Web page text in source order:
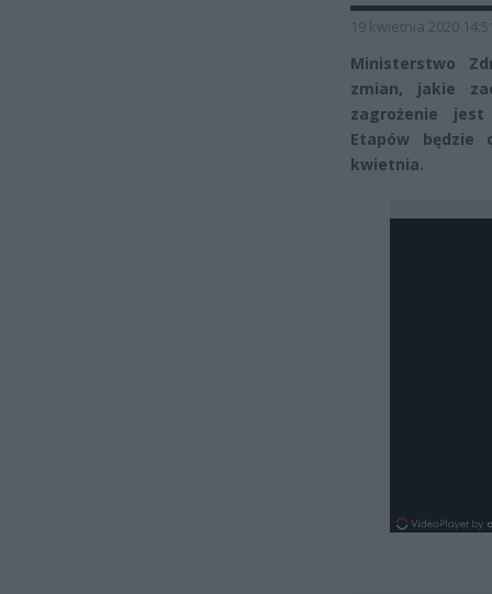
19 kwietnia 2020
Ministerstwo
zmian, jakie
zagrożenie
Etapów będzie
kwietnia.